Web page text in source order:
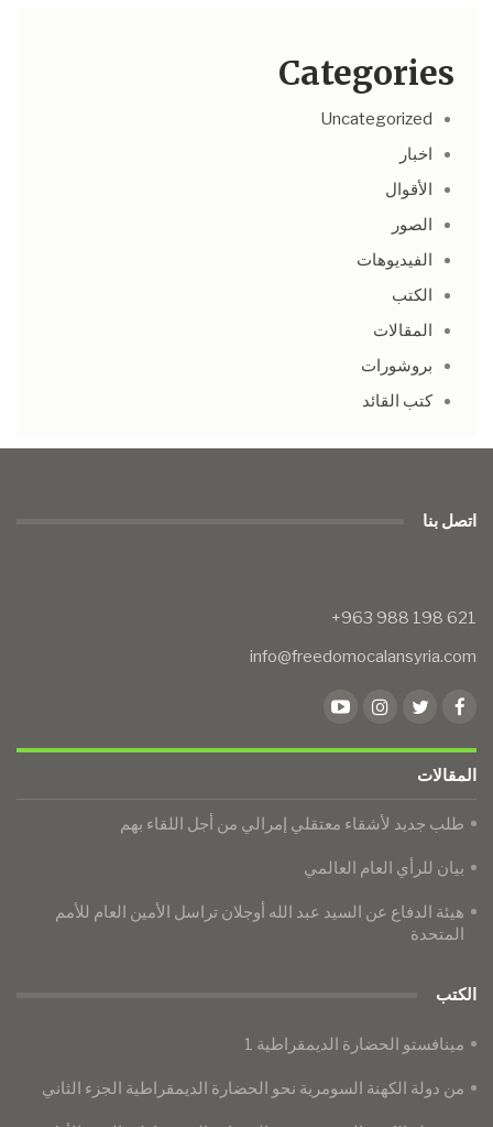
Categories
Uncategorized
اخبار
الأقوال
الصور
الفيديوهات
الكتب
المقالات
بروشورات
كتب القائد
اتصل بنا
info@freedomocalansyria.com
المقالات
طلب جديد لأشقاء معتقلي إمرالي من أجل اللقاء بهم
بيان للرأي العام العالمي
​​​​​​​هيئة الدفاع عن السيد عبد الله أوجلان تراسل الأمين العام للأمم
المتحدة
الكتب
مينافستو الحضارة الديمقراطية 1
من دولة الكهنة السومرية نحو الحضارة الديمقراطية الجزء الثاني